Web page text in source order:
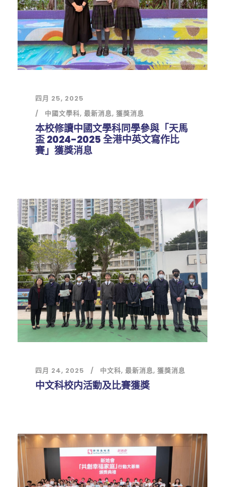
四月 25, 2025
中國文學科, 最新消息, 獲獎消息
本校修讀中國文學科同學參與「天馬
盃 2024-2025 全港中英文寫作比
賽」獲獎消息
四月 24, 2025 中文科, 最新消息, 獲獎消息
中文科校内活動及比賽獲獎